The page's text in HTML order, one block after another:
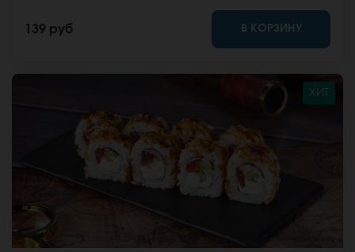
139 руб В КОРЗИНУ
ХИТ